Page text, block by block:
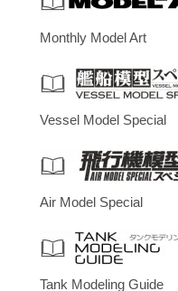
Monthly Model Art
Vessel Model Special
Air Model Special
Tank Modeling Guide